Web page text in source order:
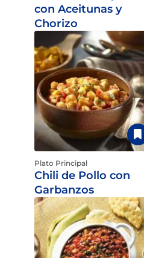
con Aceitunas y
Chorizo
Plato Principal
Chili de Pollo con
Garbanzos